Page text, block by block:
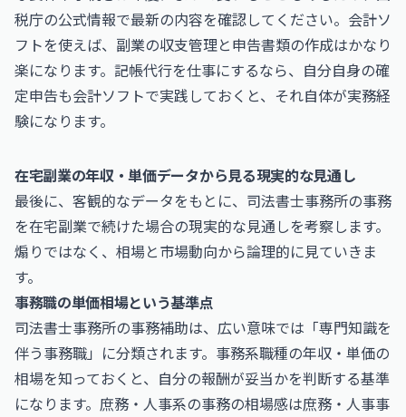
税庁の公式情報で最新の内容を確認してください。会計ソ
フトを使えば、副業の収支管理と申告書類の作成はかなり
楽になります。記帳代行を仕事にするなら、自分自身の確
定申告も会計ソフトで実践しておくと、それ自体が実務経
験になります。
在宅副業の年収・単価データから見る現実的な見通し
最後に、客観的なデータをもとに、司法書士事務所の事務
を在宅副業で続けた場合の現実的な見通しを考察します。
煽りではなく、相場と市場動向から論理的に見ていきま
す。
事務職の単価相場という基準点
司法書士事務所の事務補助は、広い意味では「専門知識を
伴う事務職」に分類されます。事務系職種の年収・単価の
相場を知っておくと、自分の報酬が妥当かを判断する基準
になります。庶務・人事系の事務の相場感は庶務・人事事